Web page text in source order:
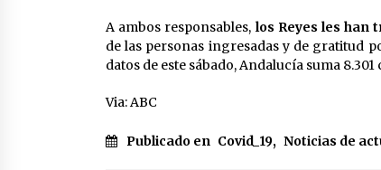
A ambos responsables, los Reyes les han
de las personas ingresadas y de gratitud
datos de este sábado, Andalucía suma
Via: ABC
Publicado en Covid_19, Noticias de